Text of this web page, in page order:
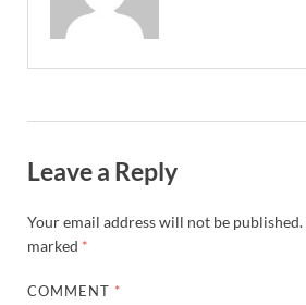
Leave a Reply
Your email address will not be published.
marked *
COMMENT *